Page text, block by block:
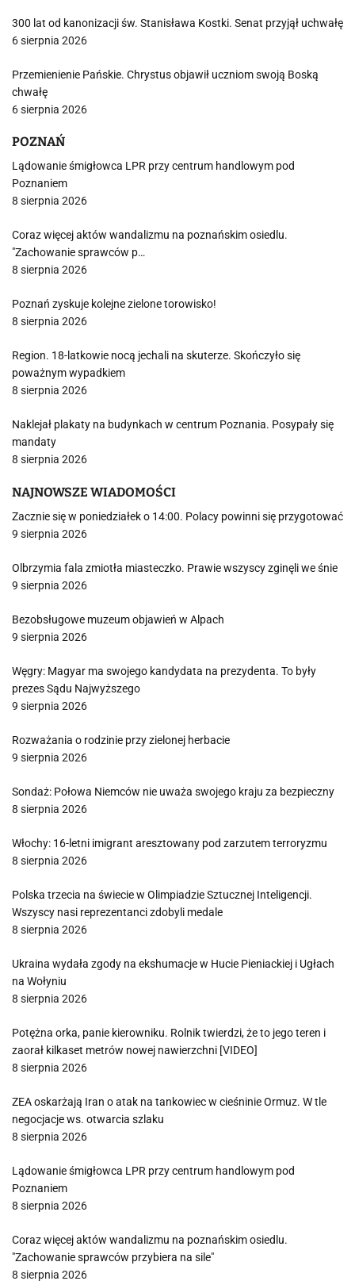
300 lat od kanonizacji św. Stanisława Kostki. Senat przyjął uchwałę
6 sierpnia 2026
Przemienienie Pańskie. Chrystus objawił uczniom swoją Boską
chwałę
6 sierpnia 2026
POZNAŃ
Lądowanie śmigłowca LPR przy centrum handlowym pod
Poznaniem
8 sierpnia 2026
Coraz więcej aktów wandalizmu na poznańskim osiedlu.
"Zachowanie sprawców p…
8 sierpnia 2026
Poznań zyskuje kolejne zielone torowisko!
8 sierpnia 2026
Region. 18-latkowie nocą jechali na skuterze. Skończyło się
poważnym wypadkiem
8 sierpnia 2026
Naklejał plakaty na budynkach w centrum Poznania. Posypały się
mandaty
8 sierpnia 2026
NAJNOWSZE WIADOMOŚCI
Zacznie się w poniedziałek o 14:00. Polacy powinni się przygotować
9 sierpnia 2026
Olbrzymia fala zmiotła miasteczko. Prawie wszyscy zginęli we śnie
9 sierpnia 2026
Bezobsługowe muzeum objawień w Alpach
9 sierpnia 2026
Węgry: Magyar ma swojego kandydata na prezydenta. To były
prezes Sądu Najwyższego
9 sierpnia 2026
Rozważania o rodzinie przy zielonej herbacie
9 sierpnia 2026
Sondaż: Połowa Niemców nie uważa swojego kraju za bezpieczny
8 sierpnia 2026
Włochy: 16-letni imigrant aresztowany pod zarzutem terroryzmu
8 sierpnia 2026
Polska trzecia na świecie w Olimpiadzie Sztucznej Inteligencji.
Wszyscy nasi reprezentanci zdobyli medale
8 sierpnia 2026
Ukraina wydała zgody na ekshumacje w Hucie Pieniackiej i Ugłach
na Wołyniu
8 sierpnia 2026
Potężna orka, panie kierowniku. Rolnik twierdzi, że to jego teren i
zaorał kilkaset metrów nowej nawierzchni [VIDEO]
8 sierpnia 2026
ZEA oskarżają Iran o atak na tankowiec w cieśninie Ormuz. W tle
negocjacje ws. otwarcia szlaku
8 sierpnia 2026
Lądowanie śmigłowca LPR przy centrum handlowym pod
Poznaniem
8 sierpnia 2026
Coraz więcej aktów wandalizmu na poznańskim osiedlu.
"Zachowanie sprawców przybiera na sile"
8 sierpnia 2026